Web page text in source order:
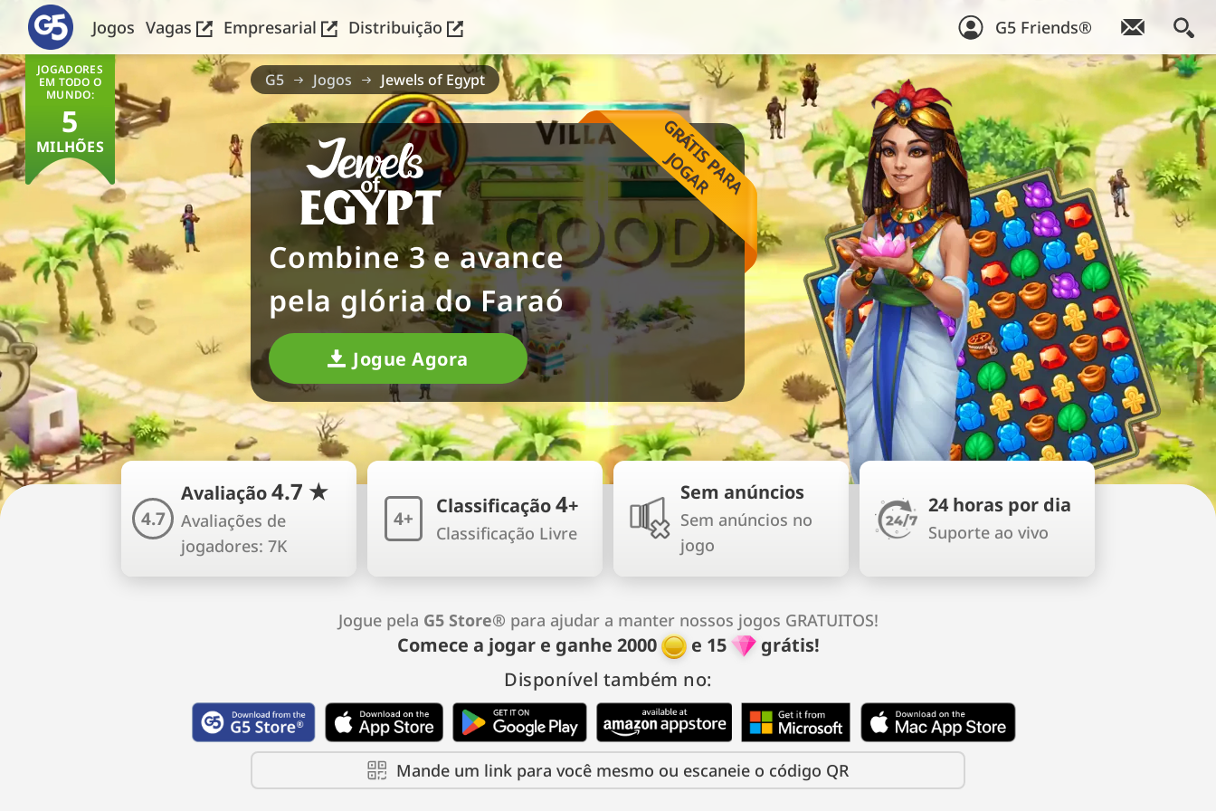
Jogos Vagas Empresarial Distribuição G5 Friends®
G5 Jogos Jewels of Egypt
JOGADORES
EM TODO O
MUNDO:
5
MILHÕES
Combine 3 e avance
pela glória do Faraó
Jogue Agora
G
R
Á
T
I
S
P
A
R
A
J
O
G
A
R
4.7
Avaliação4.7 ★
Avaliações de
jogadores: 7K
4+
Classificação4+
Classificação Livre
Sem anúncios
Sem anúncios no
jogo
24 horas por dia
Suporte ao vivo
Jogue pela G5 Store® para ajudar a manter nossos jogos GRATUITOS!
Comece a jogar e ganhe 2000 e 15
grátis!
Disponível também no:
Mande um link para você mesmo ou escaneie o código QR